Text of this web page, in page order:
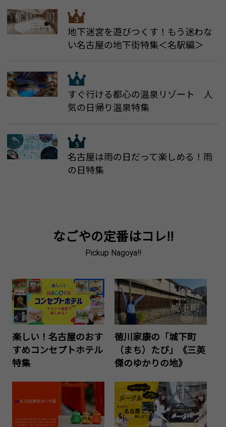
地下迷宮を遊びつくす！もう迷わな
い名古屋の地下街特集＜名駅編＞
すぐ行ける都心の温泉リゾート 人
気の日帰り温泉特集
名古屋は雨の日だって楽しめる！雨
の日特集
なごやの定番はコレ!!
Pickup Nagoya!!
楽しい！名古屋のおす
すめコンセプトホテル
特集
徳川家康の「城下町
（まち）たび」《三英
傑のゆかりの地》